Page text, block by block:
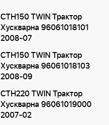
CTH150 TWIN Трактор
Хускварна 96061018101
2008-07
CTH150 TWIN Трактор
Хускварна 96061018103
2008-09
CTH220 TWIN Трактор
Хускварна 96061019000
2007-02